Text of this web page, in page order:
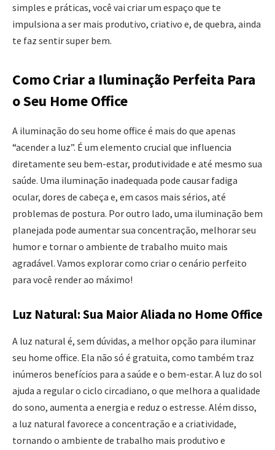
simples e práticas, você vai criar um espaço que te
impulsiona a ser mais produtivo, criativo e, de quebra, ainda
te faz sentir super bem.
Como Criar a Iluminação Perfeita Para
o Seu Home Office
A iluminação do seu home office é mais do que apenas
“acender a luz”. É um elemento crucial que influencia
diretamente seu bem-estar, produtividade e até mesmo sua
saúde. Uma iluminação inadequada pode causar fadiga
ocular, dores de cabeça e, em casos mais sérios, até
problemas de postura. Por outro lado, uma iluminação bem
planejada pode aumentar sua concentração, melhorar seu
humor e tornar o ambiente de trabalho muito mais
agradável. Vamos explorar como criar o cenário perfeito
para você render ao máximo!
Luz Natural: Sua Maior Aliada no Home Office
A luz natural é, sem dúvidas, a melhor opção para iluminar
seu home office. Ela não só é gratuita, como também traz
inúmeros benefícios para a saúde e o bem-estar. A luz do sol
ajuda a regular o ciclo circadiano, o que melhora a qualidade
do sono, aumenta a energia e reduz o estresse. Além disso,
a luz natural favorece a concentração e a criatividade,
tornando o ambiente de trabalho mais produtivo e